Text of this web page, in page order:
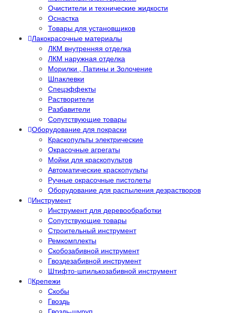
Очистители и технические жидкости
Оснастка
Товары для установщиков
Лакокрасочные материалы
ЛКМ внутренняя отделка
ЛКМ наружная отделка
Морилки , Патины и Золочение
Шпаклевки
Спецэффекты
Растворители
Разбавители
Сопутствующие товары
Оборудование для покраски
Краскопульты электрические
Окрасочные агрегаты
Мойки для краскопультов
Автоматические краскопульты
Ручные окрасочные пистолеты
Оборудование для распыления дезрастворов
Инструмент
Инструмент для деревообработки
Сопутствующие товары
Строительный инструмент
Ремкомплекты
Скобозабивной инструмент
Гвоздезабивной инструмент
Штифто-шпилькозабивной инструмент
Крепежи
Скобы
Гвоздь